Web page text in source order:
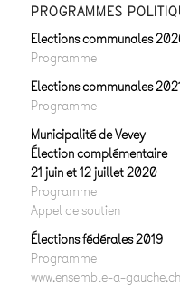
PROGRAMMES
Elections communales
Programme
Elections communales
Programme
Municipalité de Vevey
Élection complémentaire
21 juin et 12 juillet 2020
Programme
Appel de soutien
Élections fédérales 2019
Programme
www.ensemble-a-gauche.ch